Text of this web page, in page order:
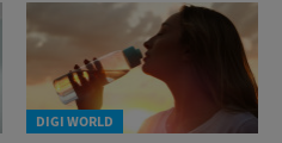
DIGI WORLD